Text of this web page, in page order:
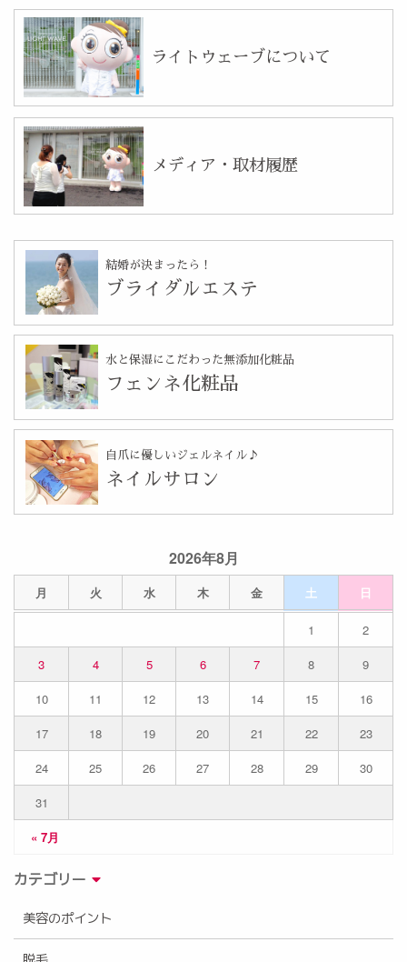
2026年8月
月 火 水 木 金 土 日
« 7月
1
2
3
4 5 6 7 8
9
10
11 12 13 14 15
16
17
18 19 20 21 22
23
24
25 26 27 28 29
30
31
カテゴリー
美容のポイント
ライトウェーブについて
メディア・取材履歴
結婚が決まったら！
ブライダルエステ
水と保湿にこだわった無添加化粧品
フェンネ化粧品
自爪に優しいジェルネイル♪
ネイルサロン